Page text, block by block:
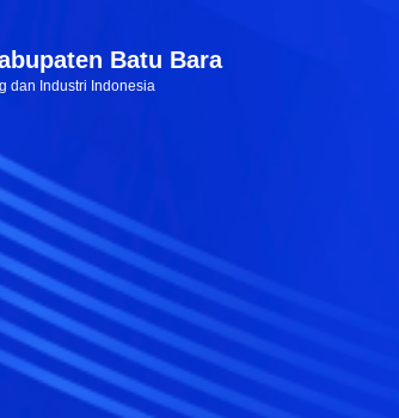
Batu Bara
dan Industri Indonesia